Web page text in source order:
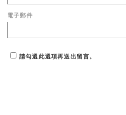
電子郵件
請勾選此選項再送出留言。